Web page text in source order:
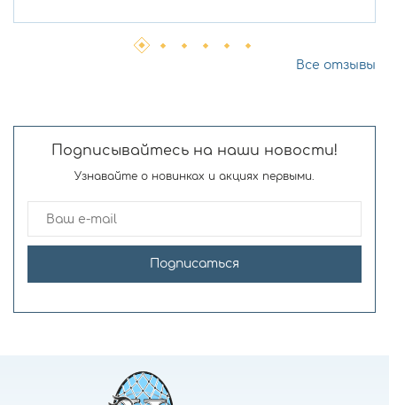
Все отзывы
Подписывайтесь на наши новости!
Узнавайте о новинках и акциях первыми.
Подписаться